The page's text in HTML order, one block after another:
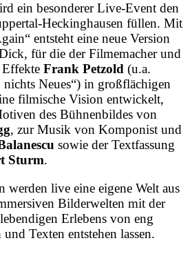
ein besonderer Live-Event den
Heckinghausen füllen. Mit
entsteht eine neue Version
für die der Filmemacher und
Frank Petzold (u.a.
nichts Neues“) in großflächigen
filmische Vision entwickelt,
des Bühnenbildes von
, zur Musik von Komponist und
sowie der Textfassung
Sturm.
werden live eine eigene Welt aus
Bilderwelten mit der
Erlebens von eng
Texten entstehen lassen.